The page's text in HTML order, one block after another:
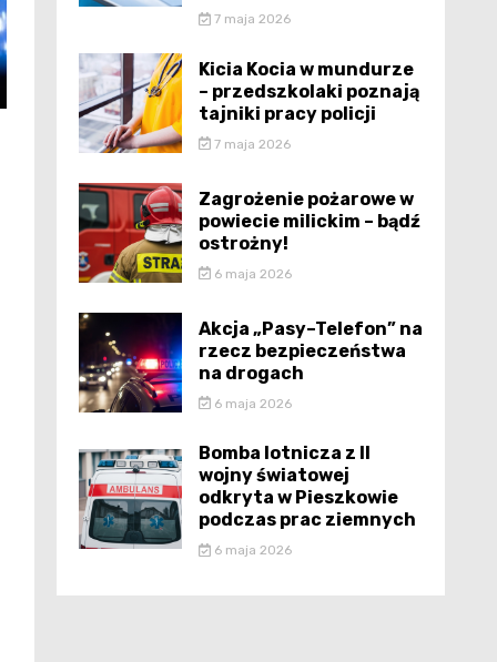
7 maja 2026
Kicia Kocia w mundurze
– przedszkolaki poznają
tajniki pracy policji
7 maja 2026
Zagrożenie pożarowe w
powiecie milickim – bądź
ostrożny!
6 maja 2026
Akcja „Pasy–Telefon” na
rzecz bezpieczeństwa
na drogach
6 maja 2026
Bomba lotnicza z II
wojny światowej
odkryta w Pieszkowie
podczas prac ziemnych
6 maja 2026